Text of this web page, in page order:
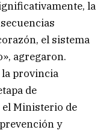
la
el sistema
agregaron.
la provincia
de
Ministerio de
y